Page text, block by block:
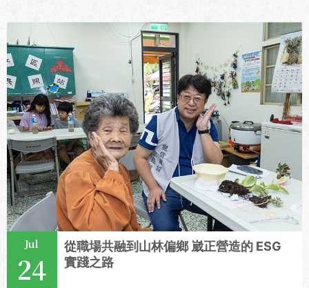
Jul
24
從職場共融到山林偏鄉 崴正營造的 ESG
實踐之路